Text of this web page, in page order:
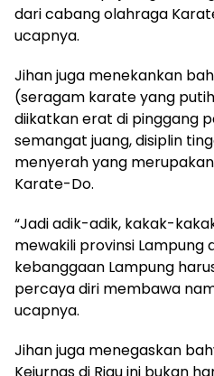
dari cabang olahraga
ucapnya.
Jihan juga menekankan
(seragam karate yang
diikatkan erat di pinggang
semangat juang, disiplin
menyerah yang
Karate-Do.
“Jadi adik-adik, kakak-
mewakili provinsi Lampung
kebanggaan Lampung
percaya diri membawa
ucapnya.
Jihan juga menegaskan